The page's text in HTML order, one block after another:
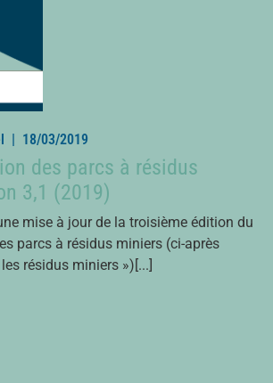
| 18/03/2019
des parcs à résidus
3,1 (2019)
mise à jour de la troisième édition du
parcs à résidus miniers (ci-après
résidus miniers »)[...]